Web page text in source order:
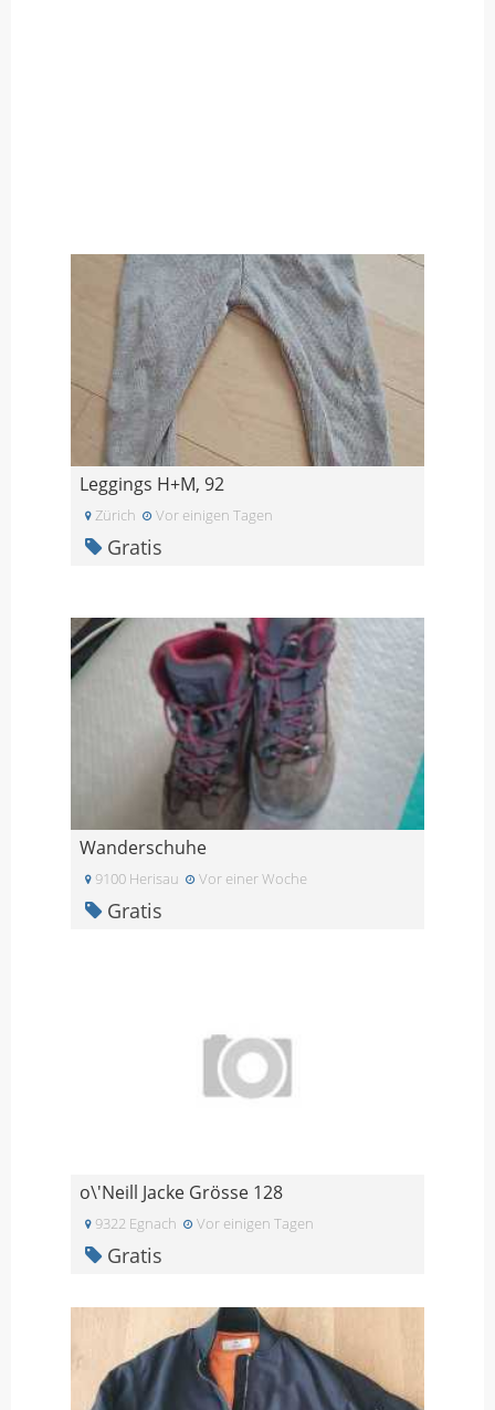
Leggings H+M, 92
Zürich Vor einigen Tagen
Gratis
Wanderschuhe
9100 Herisau Vor einer Woche
Gratis
o\'Neill Jacke Grösse 128
9322 Egnach Vor einigen Tagen
Gratis